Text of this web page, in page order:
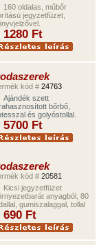
160 oldalas, műbőr
jegyzetfüzet,
1280 Ft
kód # 24763
Ajándék szett
bőrbő,
és golyóstollal.
5700 Ft
kód # 20581
Kicsi jegyzetfüzet
anyagból, 80
gumiszalaggal, tollal
690 Ft